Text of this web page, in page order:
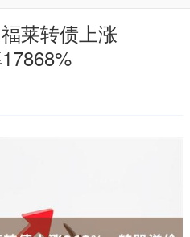
莱转债上涨